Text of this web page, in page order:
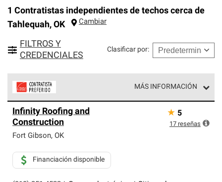
1 Contratistas independientes de techos cerca de
Tahlequah, OK Cambiar
FILTROS Y
CREDENCIALES
Clasificar por:
MÁS INFORMACIÓN
parte de una red exclusiva de profesionales de techos
que cumplen con altos estándares y requisitos estrictos
de profesionalismo y confiabilidad.
Infinity Roofing and
Construction
Fort Gibson, OK
Financiación disponible
★ 5
17 reseñas